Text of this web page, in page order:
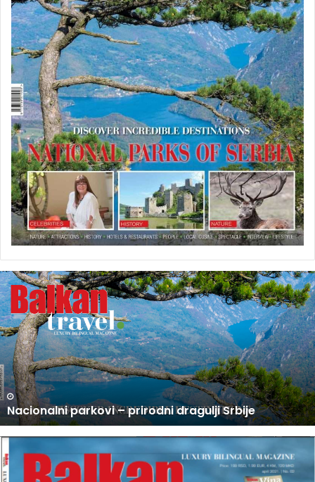
dragulji Srbije
U
P
R
O
D
A
J
I
N
O
V
I
B
U PRODAJI NOVI BROJ